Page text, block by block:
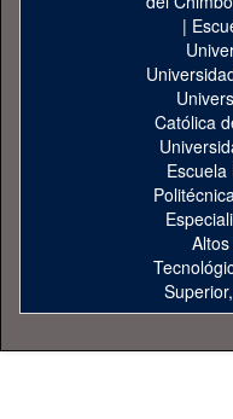
|
Católica
Escuela